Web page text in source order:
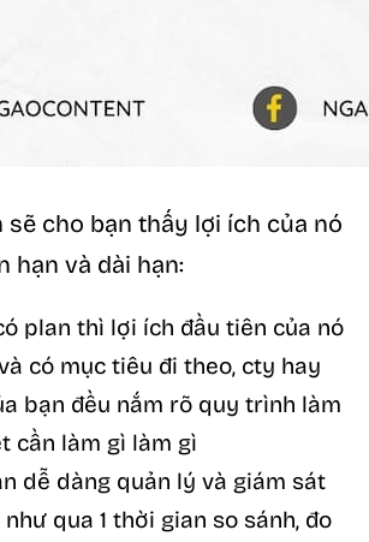
sẽ cho bạn thấy lợi ích của nó
hạn và dài hạn:
plan thì lợi ích đầu tiên của nó
có mục tiêu đi theo, cty hay
bạn đều nắm rõ quy trình làm
cần làm gì làm gì
dễ dàng quản lý và giám sát
qua 1 thời gian so sánh, đo